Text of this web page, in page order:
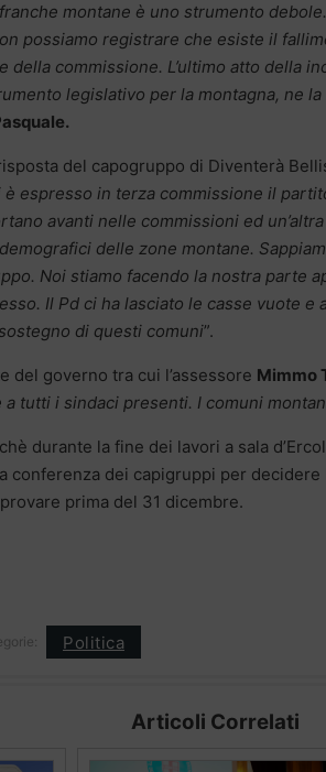
montane è uno strumento
possiamo registrare che esiste il
commissione. L’ultimo atto della
legislativo per la montagna, ne
del capogruppo di Diventerà
espresso in terza commissione il
avanti nelle commissioni ed
delle zone montane.
Noi stiamo facendo la nostra parte
Il Pd ci ha lasciato le casse vuote e
di questi comuni”.
del governo tra cui l’assessore Mimmo
tutti i sindaci presenti. I comuni
durante la fine dei lavori a sala
conferenza dei capigruppi per decidere
prima del 31 dicembre.
Politica
Articoli Correlati